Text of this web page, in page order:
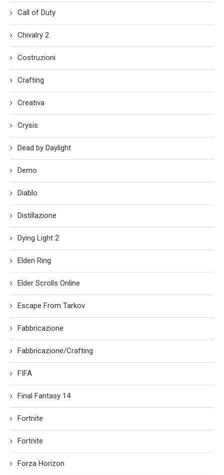
Call of Duty
Chivalry 2
Costruzioni
Crafting
Creativa
Crysis
Dead by Daylight
Demo
Diablo
Distillazione
Dying Light 2
Elden Ring
Elder Scrolls Online
Escape From Tarkov
Fabbricazione
Fabbricazione/Crafting
FIFA
Final Fantasy 14
Fortnite
Fortnite
Forza Horizon